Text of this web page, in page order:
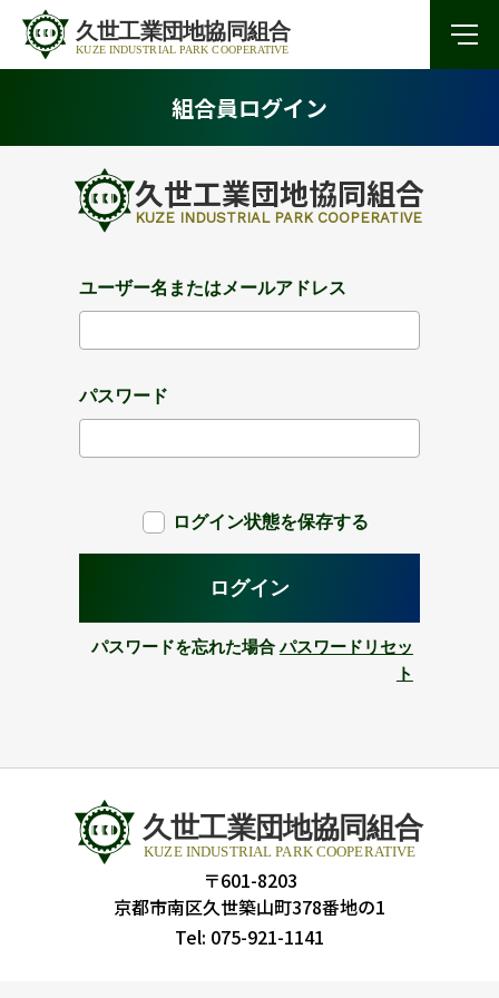
組合員ログイン
久世工業団地協同組合
KUZE INDUSTRIAL PARK COOPERATIVE
ユーザー名またはメールアドレス
パスワード
ログイン状態を保存する
パスワードを忘れた場合パスワードリセッ
ト
〒601-8203
京都市南区久世築山町378番地の1
Tel: 075-921-1141